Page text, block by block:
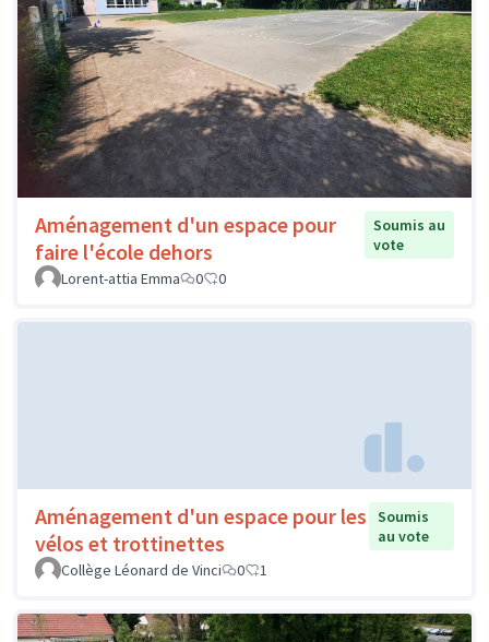
Aménagement d'un espace pour
faire l'école dehors
Soumis au
vote
Lorent-attia Emma
0 0
Aménagement d'un espace pour les
vélos et trottinettes
Soumis
au vote
Collège Léonard de Vinci
0 1